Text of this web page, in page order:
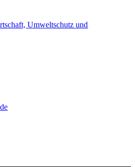
Umweltschutz und